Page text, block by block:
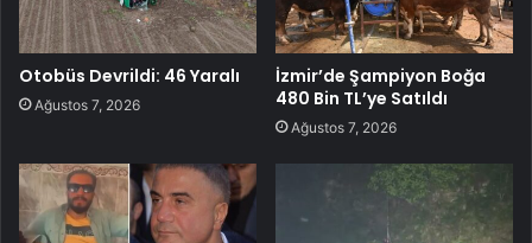
Otobüs Devrildi: 46 Yaralı
Ağustos 7, 2026
İzmir’de Şampiyon Boğa
480 Bin TL’ye Satıldı
Ağustos 7, 2026